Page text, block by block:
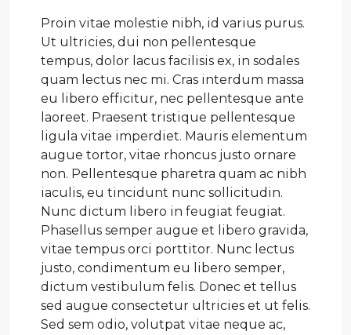
Proin vitae molestie nibh, id varius purus.
Ut ultricies, dui non pellentesque
tempus, dolor lacus facilisis ex, in sodales
quam lectus nec mi. Cras interdum massa
eu libero efficitur, nec pellentesque ante
laoreet. Praesent tristique pellentesque
ligula vitae imperdiet. Mauris elementum
augue tortor, vitae rhoncus justo ornare
non. Pellentesque pharetra quam ac nibh
iaculis, eu tincidunt nunc sollicitudin.
Nunc dictum libero in feugiat feugiat.
Phasellus semper augue et libero gravida,
vitae tempus orci porttitor. Nunc lectus
justo, condimentum eu libero semper,
dictum vestibulum felis. Donec et tellus
sed augue consectetur ultricies et ut felis.
Sed sem odio, volutpat vitae neque ac,